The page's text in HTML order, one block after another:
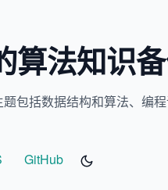
算法知识
包括数据结构和算法、编程
GitHub